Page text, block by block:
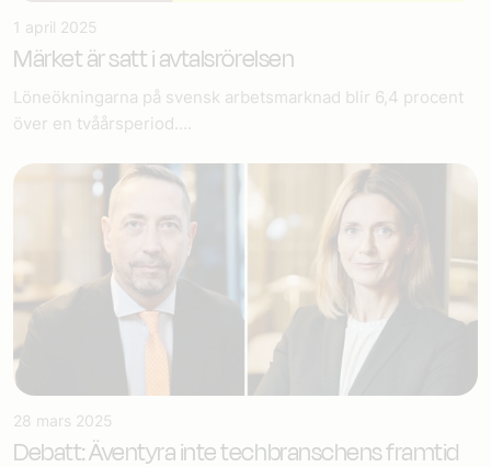
1 april 2025
Märket är satt i avtalsrörelsen
Löneökningarna på svensk arbetsmarknad blir 6,4 procent
över en tvåårsperiod....
28 mars 2025
Debatt: Äventyra inte techbranschens framtid